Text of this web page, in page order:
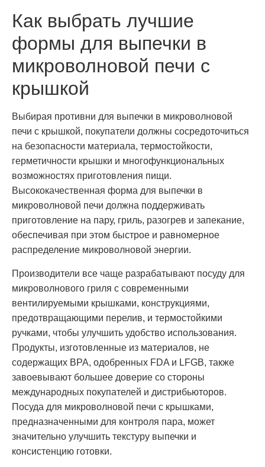
Как выбрать лучшие
формы для выпечки в
микроволновой печи с
крышкой
Выбирая противни для выпечки в микроволновой
печи с крышкой, покупатели должны сосредоточиться
на безопасности материала, термостойкости,
герметичности крышки и многофункциональных
возможностях приготовления пищи.
Высококачественная форма для выпечки в
микроволновой печи должна поддерживать
приготовление на пару, гриль, разогрев и запекание,
обеспечивая при этом быстрое и равномерное
распределение микроволновой энергии.
Производители все чаще разрабатывают посуду для
микроволнового гриля с современными
вентилируемыми крышками, конструкциями,
предотвращающими перелив, и термостойкими
ручками, чтобы улучшить удобство использования.
Продукты, изготовленные из материалов, не
содержащих BPA, одобренных FDA и LFGB, также
завоевывают большее доверие со стороны
международных покупателей и дистрибьюторов.
Посуда для микроволновой печи с крышками,
предназначенными для контроля пара, может
значительно улучшить текстуру выпечки и
консистенцию готовки.